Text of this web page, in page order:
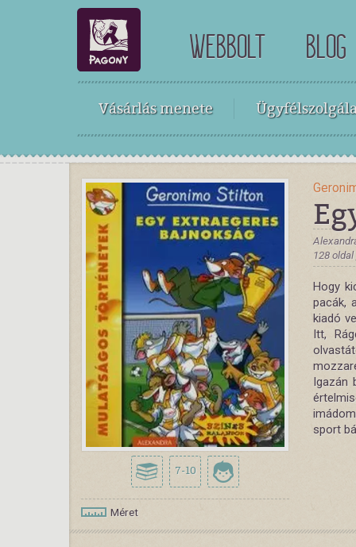
WEBBOLT BLOG
Vásárlás menete
7-10
Méret
128
Hogy
pacák,
kiadó
Itt,
Igazán
sport